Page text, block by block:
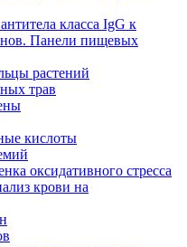
класса IgG к
Панели пищевых
растений
трав
кислоты
оксидативного стресса
крови на